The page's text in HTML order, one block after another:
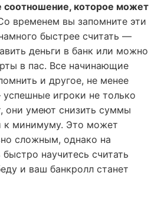
соотношение, которое может
временем вы запомните эти
быстрее считать —
деньги в банк или можно
в пас. Все начинающие
и другое, не менее
игроки не только
они умеют снизить суммы
к минимуму. Это может
сложным, однако на
научитесь считать
и ваш банкролл станет